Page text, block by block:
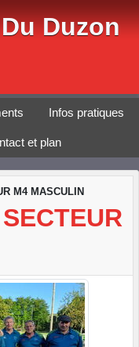
Duzon
Infos pratiques
et plan
M4 MASCULIN